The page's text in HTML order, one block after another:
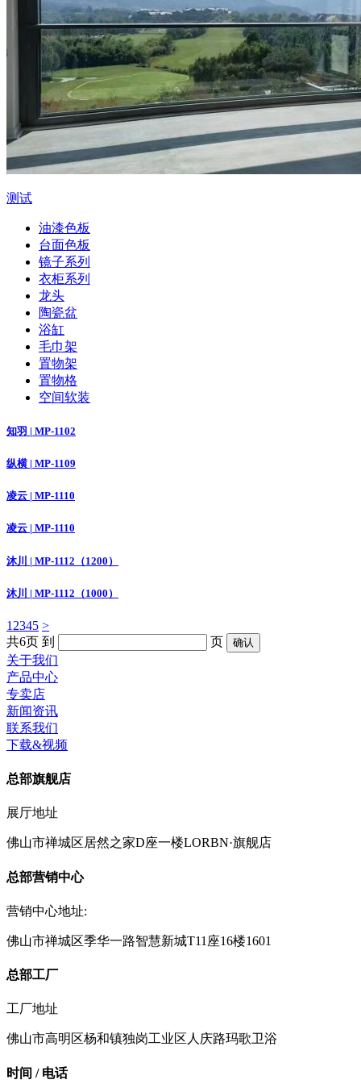
测试
油漆色板
台面色板
镜子系列
衣柜系列
龙头
陶瓷盆
浴缸
毛巾架
置物架
置物格
空间软装
知羽 | MP-1102
纵横 | MP-1109
凌云 | MP-1110
凌云 | MP-1110
沐川 | MP-1112（1200）
沐川 | MP-1112（1000）
1 2345 >
共6页 到
页
关于我们
产品中心
专卖店
新闻资讯
联系我们
下载&视频
总部旗舰店
展厅地址
佛山市禅城区居然之家D座一楼LORBN·旗舰店
总部营销中心
营销中心地址:
佛山市禅城区季华一路智慧新城T11座16楼1601
总部工厂
工厂地址
佛山市高明区杨和镇独岗工业区人庆路玛歌卫浴
时间 / 电话